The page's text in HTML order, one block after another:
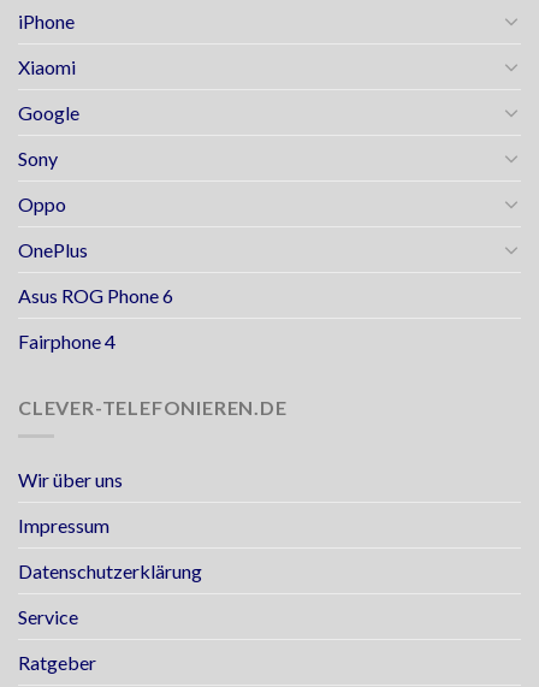
iPhone
Xiaomi
Google
Sony
Oppo
OnePlus
Asus ROG Phone 6
Fairphone 4
CLEVER-TELEFONIEREN.DE
Wir über uns
Impressum
Datenschutzerklärung
Service
Ratgeber